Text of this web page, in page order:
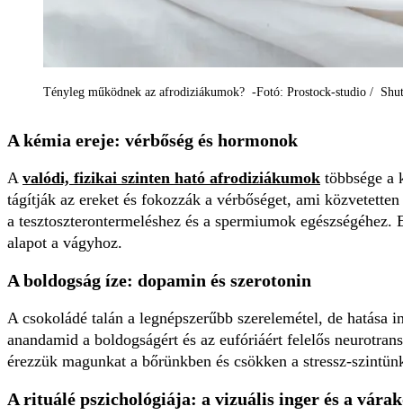
Tényleg működnek az afrodiziákumok? -Fotó: Prostock-studio /
A kémia ereje: vérbőség és hormonok
A valódi, fizikai szinten ható afrodiziákumok többsége a
tágítják az ereket és fokozzák a vérbőséget, ami
a tesztoszterontermeléshez és a spermiumok
alapot a vágyhoz.
A boldogság íze: dopamin és szerotonin
A csokoládé talán a legnépszerűbb szerelemétel, de
anandamid a boldogságért és az eufóriáért felelős
érezzük magunkat a bőrünkben és csökken a stressz-
A rituálé pszichológiája: a vizuális inger és a